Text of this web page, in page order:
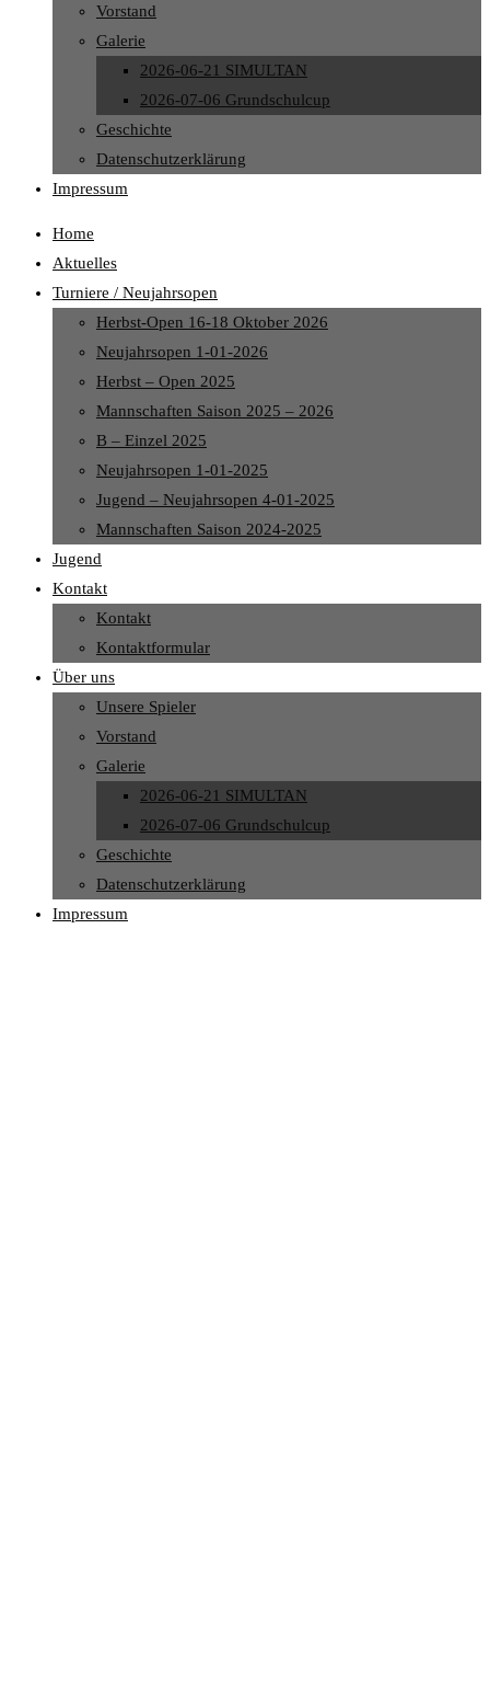
Vorstand
Galerie
2026-06-21 SIMULTAN
2026-07-06 Grundschulcup
Geschichte
Datenschutzerklärung
Impressum
Home
Aktuelles
Turniere / Neujahrsopen
Herbst-Open 16-18 Oktober 2026
Neujahrsopen 1-01-2026
Herbst – Open 2025
Mannschaften Saison 2025 – 2026
B – Einzel 2025
Neujahrsopen 1-01-2025
Jugend – Neujahrsopen 4-01-2025
Mannschaften Saison 2024-2025
Jugend
Kontakt
Kontakt
Kontaktformular
Über uns
Unsere Spieler
Vorstand
Galerie
2026-06-21 SIMULTAN
2026-07-06 Grundschulcup
Geschichte
Datenschutzerklärung
Impressum